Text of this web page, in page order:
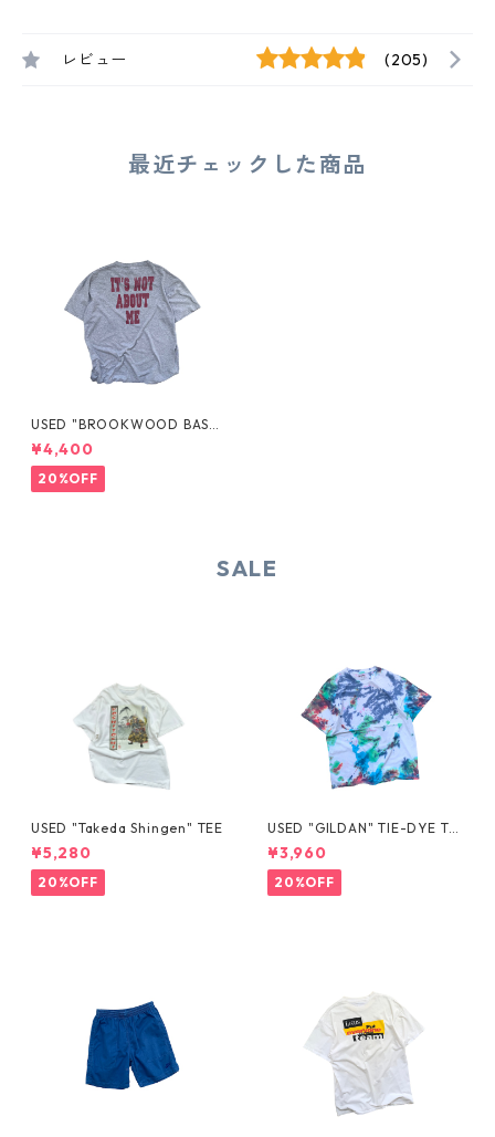
レビュー (205)
最近チェックした商品
USED "BROOKWOOD BASEB
ALL“ TEE
¥4,400
20%OFF
SALE
USED "Takeda Shingen" TEE
¥5,280
20%OFF
USED "GILDAN" TIE-DYE TE
E
¥3,960
20%OFF